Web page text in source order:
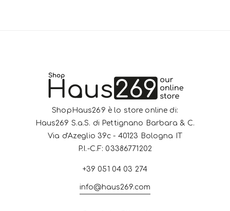
ShopHaus269 è lo store online di:
Haus269 S.a.S. di Pettignano Barbara & C.
Via d'Azeglio 39c - 40123 Bologna IT
P.I.-C.F: 03386771202
+39 051 04 03 274
info@haus269.com